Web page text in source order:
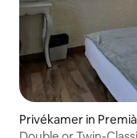
Privékamer in